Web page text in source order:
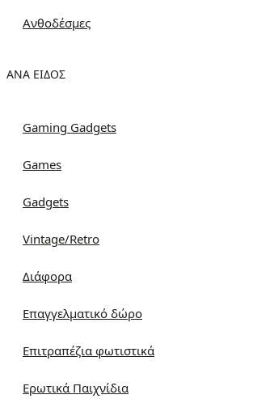
Ανθοδέσμες
ΑΝΆ ΕΊΔΟΣ
Gaming Gadgets
Games
Gadgets
Vintage/Retro
Διάφορα
Επαγγελματικό δώρο
Επιτραπέζια φωτιστικά
Ερωτικά Παιχνίδια